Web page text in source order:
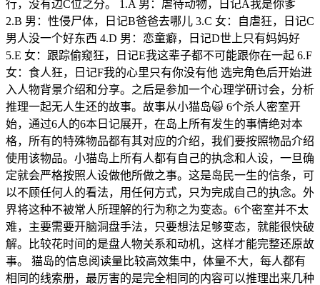
行，没有边C位之分。 1.A 男：虐待动物，日记A我是你爹
2.B 男：性侵尸体，日记B爸爸去哪儿 3.C 女：自虐狂，日记C
男人没一个好东西 4.D 男：恋童癖，日记D世上只有妈妈好
5.E 女：跟踪偷窥狂，日记E我这辈子都不可能跟你在一起 6.F
女：食人狂，日记F我的心里只有你没有他 选完角色后开始进
入人物背景介绍和分享。之后是参加一个心理学研讨会，分析
推理一起无人生还的故事。故事从小猫岛🙀 6个杀人密室开
始，通过6人的6本日记展开，在岛上所有发生的事情绝对本
格，所有的特殊物品都有其对应的介绍，我们要按照物品介绍
使用该物品。小猫岛上所有人都有自己的执念和人设，一旦确
定就会严格按照人设做他所做之事。这是岛民一生的信条，可
以不顾任何人的看法，用任何方式，只为完成自己的执念。外
界将这种不被常人所理解的行为称之为变态。6个密室并不太
难，主要需要开脑洞盘手法，只要想法足够变态，就能很快破
解。比较花时间的是盘人物关系和动机，这样才能完整还原故
事。 猫岛的信息阅读量比较高效集中，体量不大，每人都有
相同的线索册，最厉害的是完全相同的内容可以推理出来几种